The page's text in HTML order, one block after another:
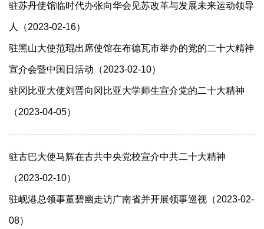
驻苏丹使馆临时代办张向华会见苏改革与发展未来运动领导
人（2023-02-16）
驻黑山大使范琨出席使馆在布德瓦市举办的党的二十大精神
宣介会暨中国日活动（2023-02-10）
驻冈比亚大使刘晋向冈比亚大学师生宣介党的二十大精神
（2023-04-05）
驻古巴大使马辉在古共中央党校宣介中共二十大精神
（2023-02-10）
驻岘港总领事董碧幽走访广南省并开展领事巡视（2023-02-
08）